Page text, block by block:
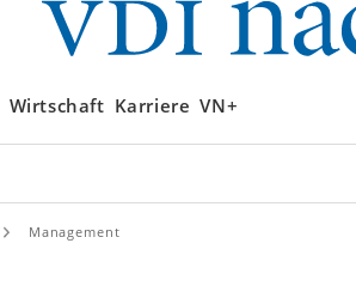
Wirtschaft Karriere VN+
Management